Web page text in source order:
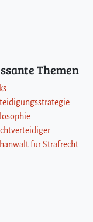
Themen
für Strafrecht